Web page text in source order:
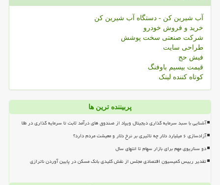
آب شیرین کن - دستگاه آب شیرین کن
خرید و فروش خودرو
شرکت صنعتی سخت پوشش
طراحی سایت
فیش حج
قیمت بیسیم باوفنگ
کوتاه کننده لینک
پربیننده ترین ها
آشنایی با سبد سرمایه گذاری دیجیتال ویپاد از صندوق های درآمد ثابت تا سرمایه گذاری در طلا
آزادسازی ۶ میلیارد دلار چه تاثیری بر نرخ دلار و معیشت مردم دارد؟
دو سناریوی مهم برای بازار سهام تا انتهای سال
تقدیر رییس کمیسیون اقتصادی مجلس از نقش کلیدی بانک مسکن در پایین آوردن ناترازی